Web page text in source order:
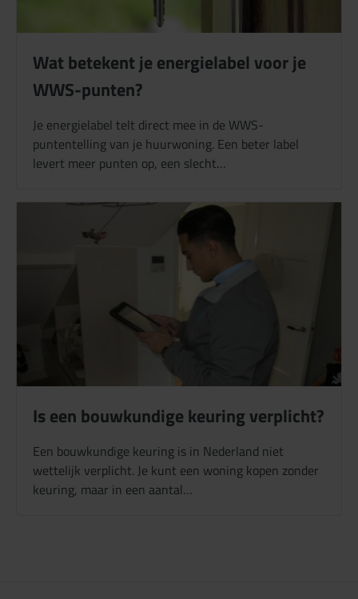
Wat betekent je energielabel voor je
WWS-punten?
Je energielabel telt direct mee in de WWS-
puntentelling van je huurwoning. Een beter label
levert meer punten op, een slecht…
Is een bouwkundige keuring verplicht?
Een bouwkundige keuring is in Nederland niet
wettelijk verplicht. Je kunt een woning kopen zonder
keuring, maar in een aantal…